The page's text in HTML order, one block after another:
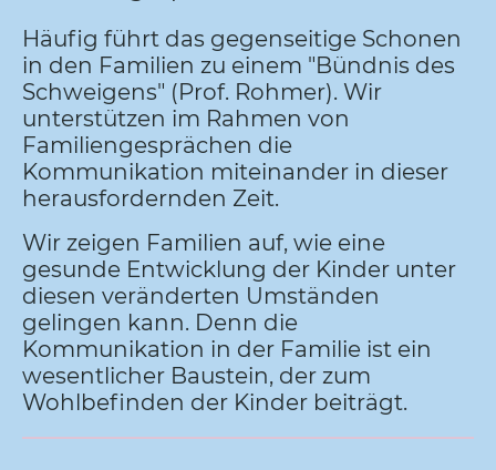
Häufig führt das gegenseitige Schonen
in den Familien zu einem "Bündnis des
Schweigens" (Prof. Rohmer). Wir
unterstützen im Rahmen von
Familiengesprächen die
Kommunikation miteinander in dieser
herausfordernden Zeit.
Wir zeigen Familien auf, wie eine
gesunde Entwicklung der Kinder unter
diesen veränderten Umständen
gelingen kann. Denn die
Kommunikation in der Familie ist ein
wesentlicher Baustein, der zum
Wohlbefinden der Kinder beiträgt.